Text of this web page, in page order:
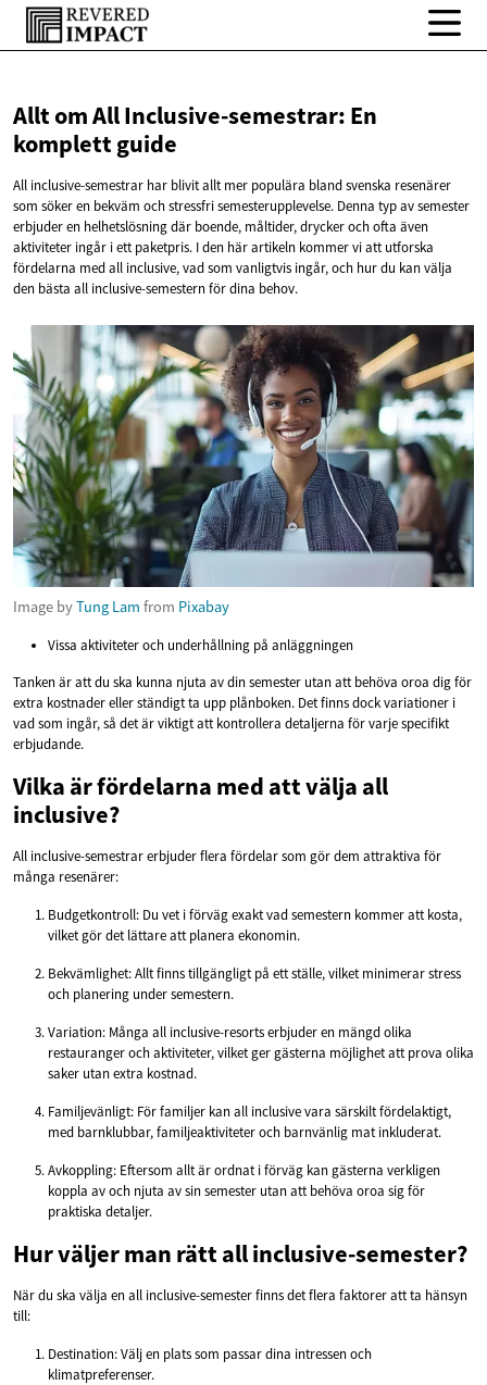
Allt om All Inclusive-semestrar: En
komplett guide
All inclusive-semestrar har blivit allt mer populära bland svenska resenärer
som söker en bekväm och stressfri semesterupplevelse. Denna typ av semester
erbjuder en helhetslösning där boende, måltider, drycker och ofta även
aktiviteter ingår i ett paketpris. I den här artikeln kommer vi att utforska
fördelarna med all inclusive, vad som vanligtvis ingår, och hur du kan välja
den bästa all inclusive-semestern för dina behov.
Image byTung Lam from Pixabay
Vissa aktiviteter och underhållning på anläggningen
Tanken är att du ska kunna njuta av din semester utan att behöva oroa dig för
extra kostnader eller ständigt ta upp plånboken. Det finns dock variationer i
vad som ingår, så det är viktigt att kontrollera detaljerna för varje specifikt
erbjudande.
Vilka är fördelarna med att välja all
inclusive?
All inclusive-semestrar erbjuder flera fördelar som gör dem attraktiva för
många resenärer:
Budgetkontroll: Du vet i förväg exakt vad semestern kommer att kosta,
vilket gör det lättare att planera ekonomin.
Bekvämlighet: Allt finns tillgängligt på ett ställe, vilket minimerar stress
och planering under semestern.
Variation: Många all inclusive-resorts erbjuder en mängd olika
restauranger och aktiviteter, vilket ger gästerna möjlighet att prova olika
saker utan extra kostnad.
Familjevänligt: För familjer kan all inclusive vara särskilt fördelaktigt,
med barnklubbar, familjeaktiviteter och barnvänlig mat inkluderat.
Avkoppling: Eftersom allt är ordnat i förväg kan gästerna verkligen
koppla av och njuta av sin semester utan att behöva oroa sig för
praktiska detaljer.
Hur väljer man rätt all inclusive-semester?
När du ska välja en all inclusive-semester finns det flera faktorer att ta hänsyn
till:
Destination: Välj en plats som passar dina intressen och
klimatpreferenser.